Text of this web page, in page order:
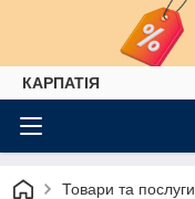
КАРПАТІЯ
Товари та послуги